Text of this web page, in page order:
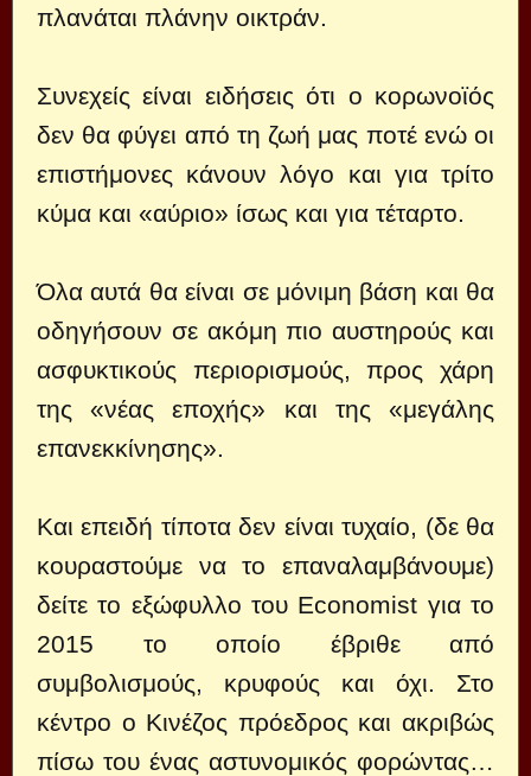
πλανάται πλάνην οικτράν.
Συνεχείς είναι ειδήσεις ότι ο κορωνοϊός
δεν θα φύγει από τη ζωή μας ποτέ ενώ οι
επιστήμονες κάνουν λόγο και για τρίτο
κύμα και «αύριο» ίσως και για τέταρτο.
Όλα αυτά θα είναι σε μόνιμη βάση και θα
οδηγήσουν σε ακόμη πιο αυστηρούς και
ασφυκτικούς περιορισμούς, προς χάρη
της «νέας εποχής» και της «μεγάλης
επανεκκίνησης».
Και επειδή τίποτα δεν είναι τυχαίο, (δε θα
κουραστούμε να το επαναλαμβάνουμε)
δείτε το εξώφυλλο του Economist για το
2015 το οποίο έβριθε από
συμβολισμούς, κρυφούς και όχι. Στο
κέντρο ο Κινέζος πρόεδρος και ακριβώς
πίσω του ένας αστυνομικός φορώντας…